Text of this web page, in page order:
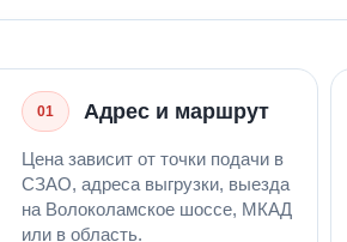
01 Адрес и маршрут
Цена зависит от точки подачи в
СЗАО, адреса выгрузки, выезда
на Волоколамское шоссе, МКАД
или в область.